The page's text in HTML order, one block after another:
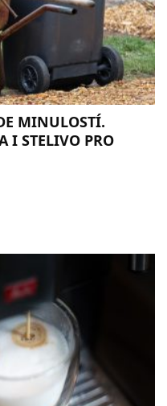
MINULOSTÍ.
I STELIVO PRO